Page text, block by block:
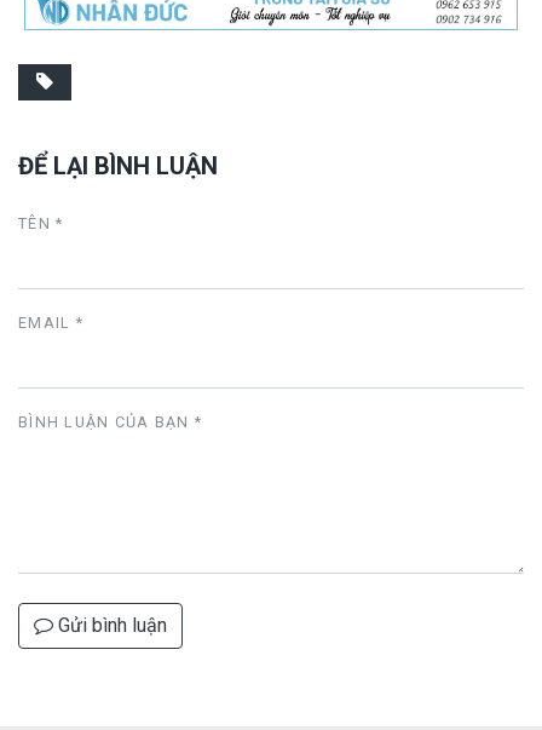
ĐỂ LẠI BÌNH LUẬN
TÊN *
EMAIL *
BÌNH LUẬN CỦA BẠN *
Gửi bình luận